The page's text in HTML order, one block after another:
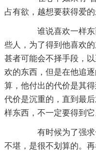
占有欲，越想要获得爱
谁说喜欢一样东
些人，为了得到他喜欢
甚者可能会不择手段，
欢的东西，但是在他追
算，他付出的代价是其
代价是沉重的，直到最
样东西，不一定要得到它
有时候为了强求
不堪，是很不划算的。